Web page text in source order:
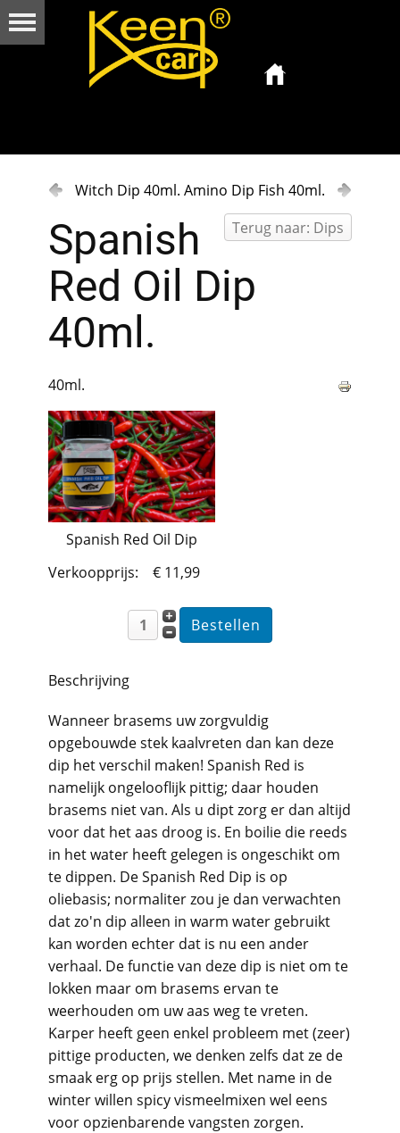
Witch Dip 40ml. Amino Dip Fish 40ml.
Terug naar: Dips
Spanish
Red Oil Dip
40ml.
40ml.
Spanish Red Oil Dip
Verkoopprijs:
€ 11,99
Beschrijving
Wanneer brasems uw zorgvuldig
opgebouwde stek kaalvreten dan kan deze
dip het verschil maken! Spanish Red is
namelijk ongelooflijk pittig; daar houden
brasems niet van. Als u dipt zorg er dan altijd
voor dat het aas droog is. En boilie die reeds
in het water heeft gelegen is ongeschikt om
te dippen. De Spanish Red Dip is op
oliebasis; normaliter zou je dan verwachten
dat zo'n dip alleen in warm water gebruikt
kan worden echter dat is nu een ander
verhaal. De functie van deze dip is niet om te
lokken maar om brasems ervan te
weerhouden om uw aas weg te vreten.
Karper heeft geen enkel probleem met (zeer)
pittige producten, we denken zelfs dat ze de
smaak erg op prijs stellen. Met name in de
winter willen spicy vismeelmixen wel eens
voor opzienbarende vangsten zorgen.